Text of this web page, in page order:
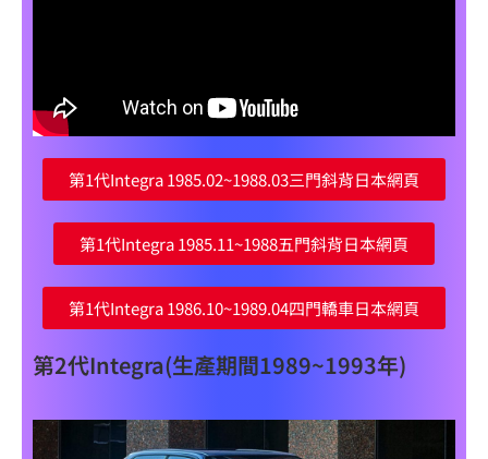
第1代Integra 1985.02~1988.03三門斜背日本網頁
第1代Integra 1985.11~1988五門斜背日本網頁
第1代Integra 1986.10~1989.04四門轎車日本網頁
第2代Integra(生產期間1989~1993年)